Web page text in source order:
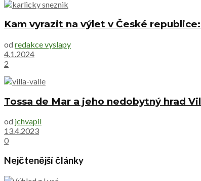
Kam vyrazit na výlet v České
od redakce vyslapy
4.1.2024
2
Tossa de Mar a jeho nedobytný hrad
od jchvapil
13.4.2023
0
Nejčtenější články